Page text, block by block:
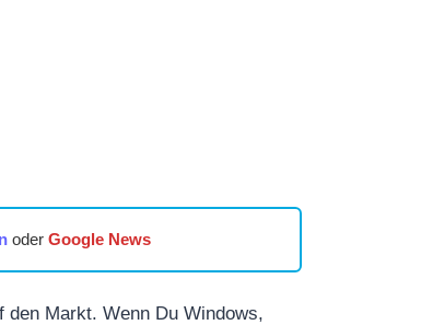
oder Google News
den Markt. Wenn Du Windows,